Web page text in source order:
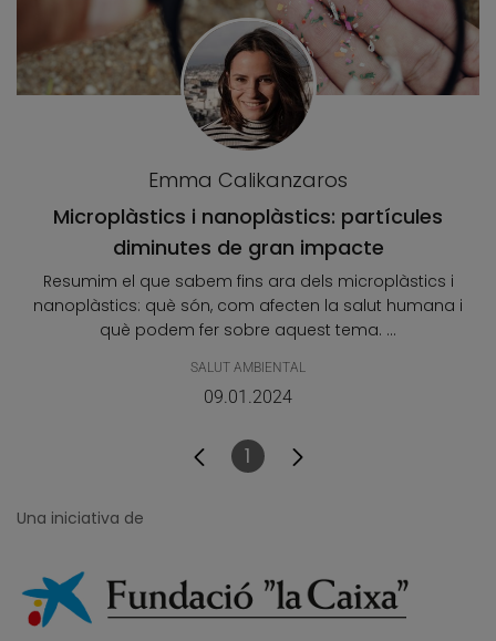
Emma Calikanzaros
Microplàstics i nanoplàstics: partícules
diminutes de gran impacte
Resumim el que sabem fins ara dels microplàstics i
nanoplàstics: què són, com afecten la salut humana i
què podem fer sobre aquest tema. ...
SALUT AMBIENTAL
09.01.2024
Pàgina
1
Una iniciativa de